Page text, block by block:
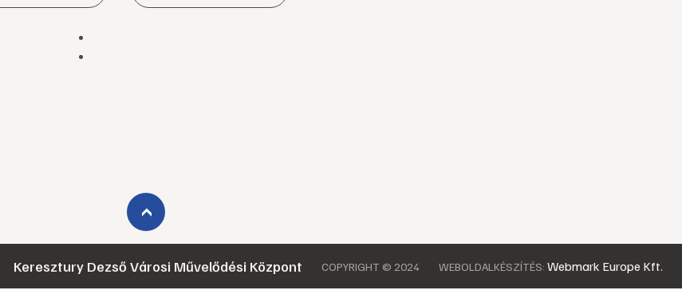
›
Keresztury Dezső Városi Művelődési Központ COPYRIGHT © 2024 WEBOLDALKÉSZÍTÉS: Webmark Europe Kft.